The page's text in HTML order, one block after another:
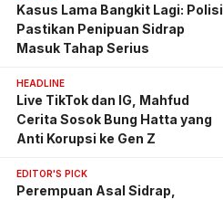
Kasus Lama Bangkit Lagi: Polisi
Pastikan Penipuan Sidrap
Masuk Tahap Serius
HEADLINE
Live TikTok dan IG, Mahfud
Cerita Sosok Bung Hatta yang
Anti Korupsi ke Gen Z
EDITOR'S PICK
Perempuan Asal Sidrap,